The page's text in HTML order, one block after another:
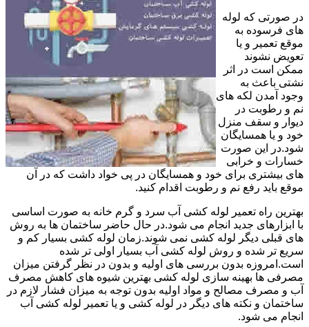
در صورتی که لوله
های فرسوده به
موقع تعمیر و یا
تعویض نشوند
ممکن است در اثر
نشتی باعث به
وجود آمدن لکه های
نم و رطوبت در
دیوار و سقف منزل
خود و یا همسایگان
شود.در این صورت
خسارات و خرابی
های بیشتری برای خود و همسایگان در پی خواد داشت که در آن
موقع باید رفع نم و رطوبت اقدام کنید.
بهترین راه تعمیر لوله کشی آب سرد و گرم خانه به صورت اساسی
با ابزارهای جدید انجام می شود.در حال حاضر ساختمان ها به روش
های قبلی دیگر لوله کشی نمی شوند.زمان لوله کشی بسیار کم و
سریع تر شده و روش لوله کشی آب بسیار اولی تر شده
است.امروزه بدون بررسی های اولیه و بدون در نظر گرفتن میزان
مصرفی ها بهینه سازی لوله کشی بهترین شیوه های کاهش مصرف
آب و مصرف مصالح و مواد اولیه بدون توجه به میزان فشار لازم در
ساختمان و نکته های دیگر در لوله کشی و یا تعمیر لوله کشی آب
انجام می شود.